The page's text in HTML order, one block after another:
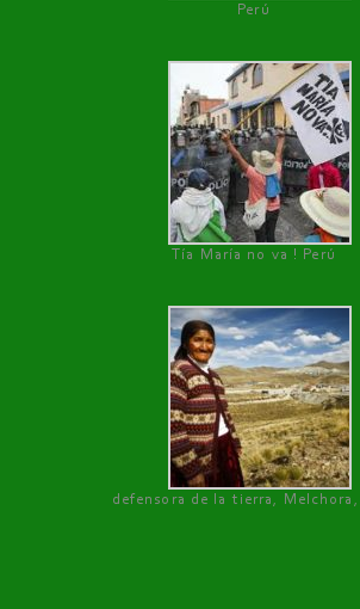
Perú
Tía María no va ! Perú
defensora de la tierra, Melchora,